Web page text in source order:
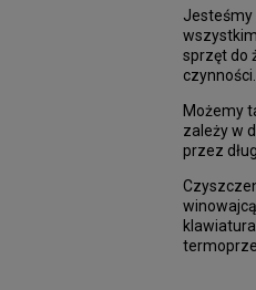
Jesteśmy
sprzęt do
czynności.
Możemy
zależy w
przez